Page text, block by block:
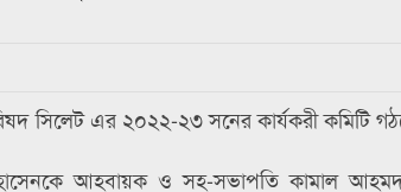
সিলেট এর ২০২২-২৩ সনের কার্যকরী কমিটি
আহবায়ক ও সহ-সভাপতি কামাল